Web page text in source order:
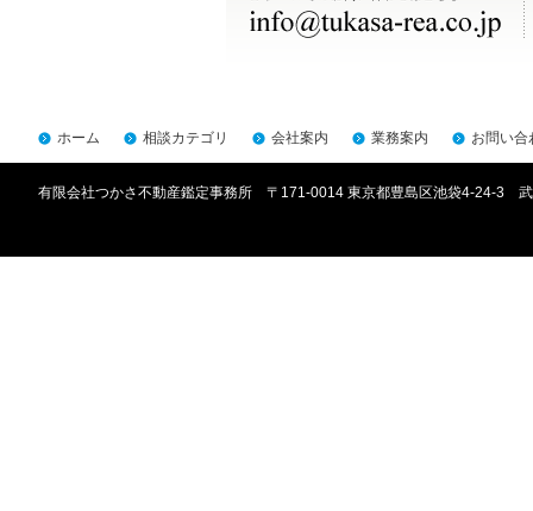
ホーム 相談カテゴリ 会社案内 業務案内 お問い合
有限会社つかさ不動産鑑定事務所 〒171-0014 東京都豊島区池袋4-24-3